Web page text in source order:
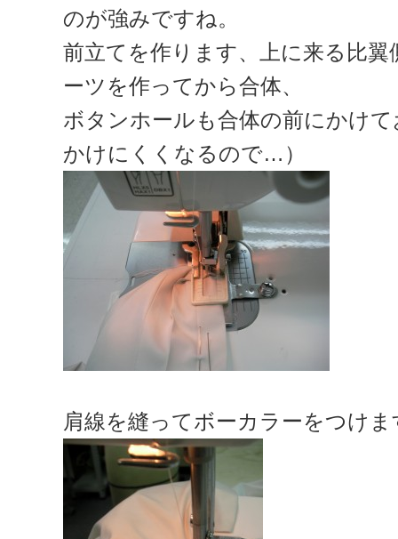
のが強みですね。
前立てを作ります、上に来る比
ーツを作ってから合体、
ボタンホールも合体の前にかけ
かけにくくなるので…）
肩線を縫ってボーカラーをつけ